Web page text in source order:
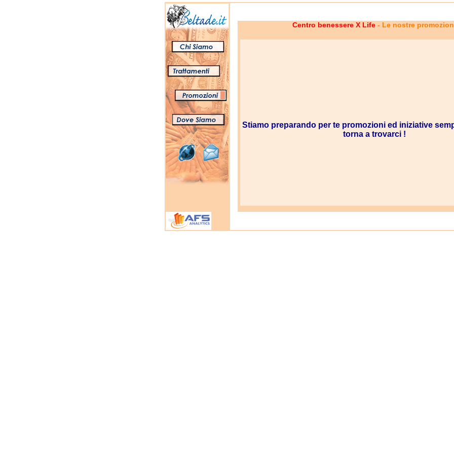
Centro benessere X Life - Le nostre
Stiamo preparando per te promozioni ed iniziative
torna a trovarci !